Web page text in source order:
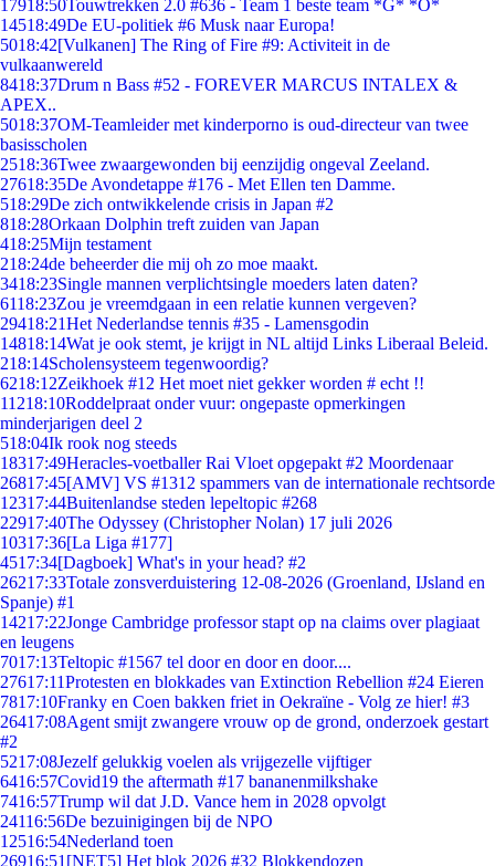
17918:50Touwtrekken 2.0 #636 - Team 1 beste team *G* *O*
14518:49De EU-politiek #6 Musk naar Europa!
5018:42[Vulkanen] The Ring of Fire #9: Activiteit in de
vulkaanwereld
8418:37Drum n Bass #52 - FOREVER MARCUS INTALEX &
APEX..
5018:37OM-Teamleider met kinderporno is oud-directeur van twee
basisscholen
2518:36Twee zwaargewonden bij eenzijdig ongeval Zeeland.
27618:35De Avondetappe #176 - Met Ellen ten Damme.
518:29De zich ontwikkelende crisis in Japan #2
818:28Orkaan Dolphin treft zuiden van Japan
418:25Mijn testament
218:24de beheerder die mij oh zo moe maakt.
3418:23Single mannen verplichtsingle moeders laten daten?
6118:23Zou je vreemdgaan in een relatie kunnen vergeven?
29418:21Het Nederlandse tennis #35 - Lamensgodin
14818:14Wat je ook stemt, je krijgt in NL altijd Links Liberaal Beleid.
218:14Scholensysteem tegenwoordig?
6218:12Zeikhoek #12 Het moet niet gekker worden # echt !!
11218:10Roddelpraat onder vuur: ongepaste opmerkingen
minderjarigen deel 2
518:04Ik rook nog steeds
18317:49Heracles-voetballer Rai Vloet opgepakt #2 Moordenaar
26817:45[AMV] VS #1312 spammers van de internationale rechtsorde
12317:44Buitenlandse steden lepeltopic #268
22917:40The Odyssey (Christopher Nolan) 17 juli 2026
10317:36[La Liga #177]
4517:34[Dagboek] What's in your head? #2
26217:33Totale zonsverduistering 12-08-2026 (Groenland, IJsland en
Spanje) #1
14217:22Jonge Cambridge professor stapt op na claims over plagiaat
en leugens
7017:13Teltopic #1567 tel door en door en door....
27617:11Protesten en blokkades van Extinction Rebellion #24 Eieren
7817:10Franky en Coen bakken friet in Oekraïne - Volg ze hier! #3
26417:08Agent smijt zwangere vrouw op de grond, onderzoek gestart
#2
5217:08Jezelf gelukkig voelen als vrijgezelle vijftiger
6416:57Covid19 the aftermath #17 bananenmilkshake
7416:57Trump wil dat J.D. Vance hem in 2028 opvolgt
24116:56De bezuinigingen bij de NPO
12516:54Nederland toen
26916:51 [NET5] Het blok 2026 #32 Blokkendozen